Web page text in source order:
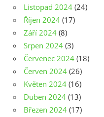
Listopad 2024 (24)
Říjen 2024 (17)
Září 2024 (8)
Srpen 2024 (3)
Červenec 2024 (18)
Červen 2024 (26)
Květen 2024 (16)
Duben 2024 (13)
Březen 2024 (17)